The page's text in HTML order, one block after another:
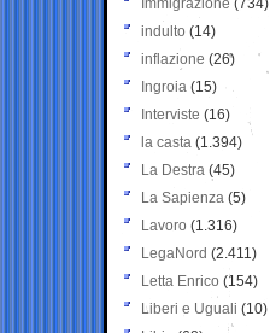
Immigrazione (734)
indulto (14)
inflazione (26)
Ingroia (15)
Interviste (16)
la casta (1.394)
La Destra (45)
La Sapienza (5)
Lavoro (1.316)
LegaNord (2.411)
Letta Enrico (154)
Liberi e Uguali (10)